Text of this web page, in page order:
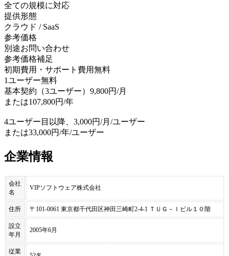
全ての規模に対応
提供形態
クラウド / SaaS
参考価格
別途お問い合わせ
参考価格補足
初期費用・サポート費用無料
1ユーザー無料
基本契約（3ユーザー）9,800円/月
または107,800円/年
4ユーザー目以降、3,000円/月/ユーザー
または33,000円/年/ユーザー
企業情報
会社
名
VIPソフトウェア株式会社
住所 〒101-0061 東京都千代田区神田三崎町2-4-1 ＴＵＧ－Ｉビル１０階
設立
年月
2005年6月
従業